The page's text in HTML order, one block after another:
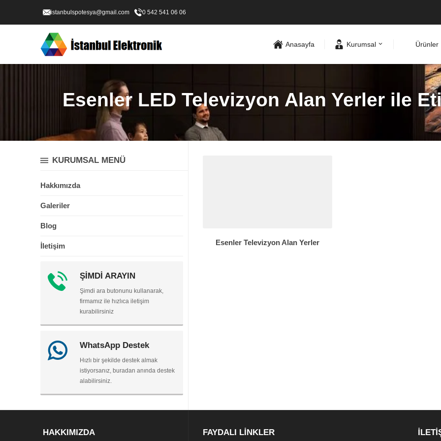
istanbulspotesya@gmail.com 0 542 541 06 06
Anasayfa Kurumsal Ürünler
Esenler LED Televizyon Alan Yerler ile
Esenler Televizyon Alan Yerler
KURUMSAL MENÜ
Hakkımızda
Galeriler
Blog
İletişim
ŞİMDİ ARAYIN
Şimdi ara butonunu kullanarak,
firmamız ile hızlıca iletişim
kurabilirsiniz
WhatsApp Destek
Hızlı bir şekilde destek almak
istiyorsanız, buradan anında destek
alabilirsiniz.
HAKKIMIZDA FAYDALI LİNKLER